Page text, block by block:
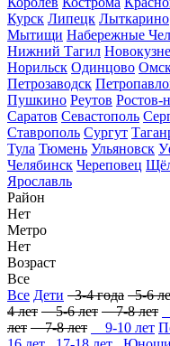
Курск Липецк Лыткарино
Мытищи Набережные
Нижний Тагил
Норильск Одинцово
Петрозаводск
Пушкино Реутов Ростов-
Саратов Севастополь
Ставрополь Сургут
Тула Тюмень Ульяновск
Челябинск Череповец
Ярославль
Район
Нет
Метро
Нет
Возраст
Все
Все Дети 3-4 года 5-6
4 лет 5-6 лет 7-8 лет
лет 7-8 лет 9-10 лет